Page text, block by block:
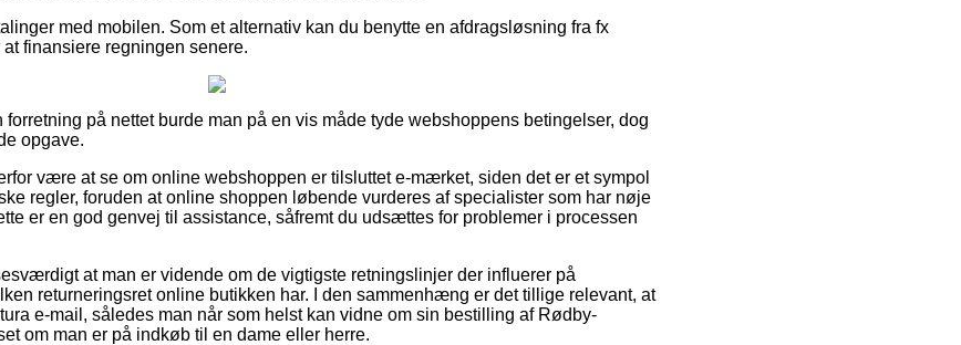
med mobilen. Som et alternativ kan du benytte en afdragsløsning fra fx
finansiere regningen senere.
forretning på nettet burde man på en vis måde tyde webshoppens betingelser, dog
opgave.
være at se om online webshoppen er tilsluttet e-mærket, siden det er et sympol
regler, foruden at online shoppen løbende vurderes af specialister som har nøje
er en god genvej til assistance, såfremt du udsættes for problemer i processen
at man er vidende om de vigtigste retningslinjer der influerer på
returneringsret online butikken har. I den sammenhæng er det tillige relevant, at
e-mail, således man når som helst kan vidne om sin bestilling af Rødby-
om man er på indkøb til en dame eller herre.